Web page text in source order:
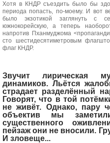
Хотя в КНДР съездить было бы
периода попасть, по-моему. И вот
было экзотикой заглянуть с
южнокорейскую, а теперь
напротив Пханмуджома
сто шестидесятиметровым
флаг КНДР.
Звучит лирическая
динамиков. Льётся
страдает разделённый
Говорят, что в той
не живёт. Однако, пару
объектив мы
существенного
пейзаж они не вносили.
И зловеще...